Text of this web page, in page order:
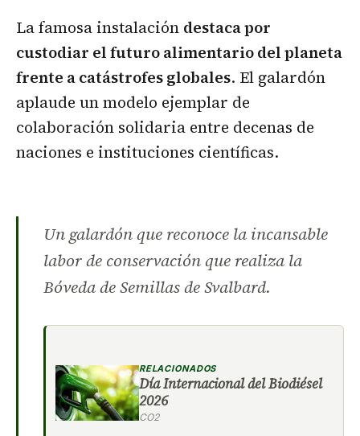
La famosa instalación destaca por
custodiar el futuro alimentario del planeta
frente a catástrofes globales. El galardón
aplaude un modelo ejemplar de
colaboración solidaria entre decenas de
naciones e instituciones científicas.
Un galardón que reconoce la incansable
labor de conservación que realiza la
Bóveda de Semillas de Svalbard.
RELACIONADOS
Día Internacional del Biodiésel
2026
CO2